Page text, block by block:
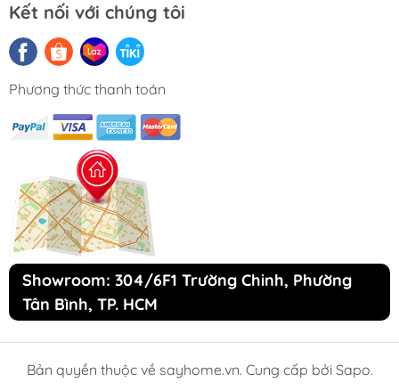
phối GROB uy tín với đội ngũ nhân viên chuyên
nghiệp, am hiểu về sản phẩm, đội ngũ kỹ thuật
vấn đề " nhà mình" đang quan tâm cùng dịch vụ
lắp đặt hậu mãi ân cần!
HOTLINE TƯ VẤN 24/7:
Kết nối với chúng tôi
Phương thức thanh toán
Showroom: 304/6F1 Trường Chinh, Phường
Tân Bình, TP. HCM
Bản quyền thuộc về sayhome.vn. Cung cấp bởi Sapo.